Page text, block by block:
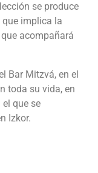
se produce
implica la
acompañará
Bar Mitzvá, en el
toda su vida, en
que se
Izkor.